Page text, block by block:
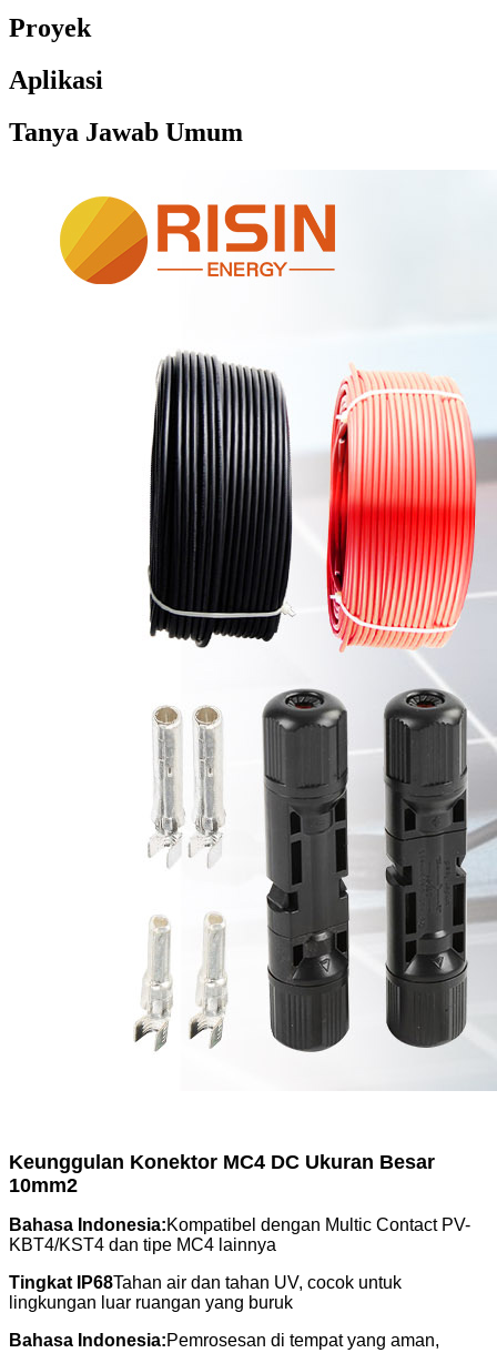
Proyek
Aplikasi
Tanya Jawab Umum
Keunggulan Konektor MC4 DC Ukuran Besar
10mm2
Bahasa Indonesia:Kompatibel dengan Multic Contact PV-
KBT4/KST4 dan tipe MC4 lainnya
Tingkat IP68Tahan air dan tahan UV, cocok untuk
lingkungan luar ruangan yang buruk
Bahasa Indonesia:Pemrosesan di tempat yang aman,